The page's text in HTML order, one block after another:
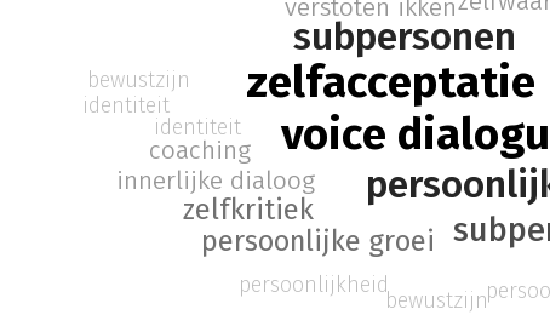
voice
zelfacceptatie
subpersonen
persoonlijke groei
zelfkritiek
innerlijke dialoog
verstoten ikken
coaching
identiteit
bewustzijn
persoonlijkheid
identiteit
bewustzijn